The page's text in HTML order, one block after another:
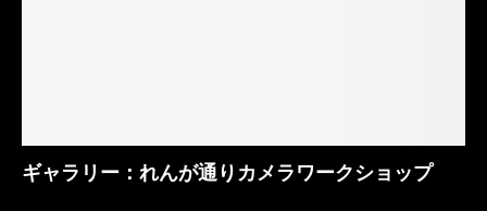
ギャラリー：れんが通りカメラワークショップ